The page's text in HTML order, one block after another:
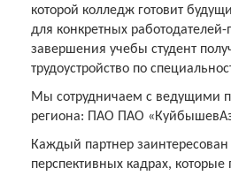
которой колледж готовит
для конкретных
завершения учебы студент
трудоустройство по
Мы сотрудничаем с ведущими
региона: ПАО ПАО
Каждый партнер
перспективных кадрах, которые